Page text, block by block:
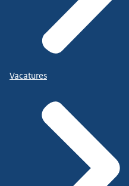
Vacatures